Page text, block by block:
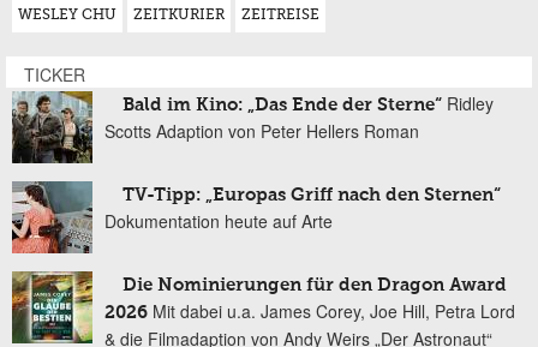
WESLEY CHU ZEITKURIER ZEITREISE
TICKER
Bald im Kino: „Das Ende der Sterne“ Ridley
Scotts Adaption von Peter Hellers Roman
TV-Tipp: „Europas Griff nach den Sternen“
Dokumentation heute auf Arte
Die Nominierungen für den Dragon Award
2026 Mit dabei u.a. James Corey, Joe Hill, Petra Lord
& die Filmadaption von Andy Weirs „Der Astronaut“